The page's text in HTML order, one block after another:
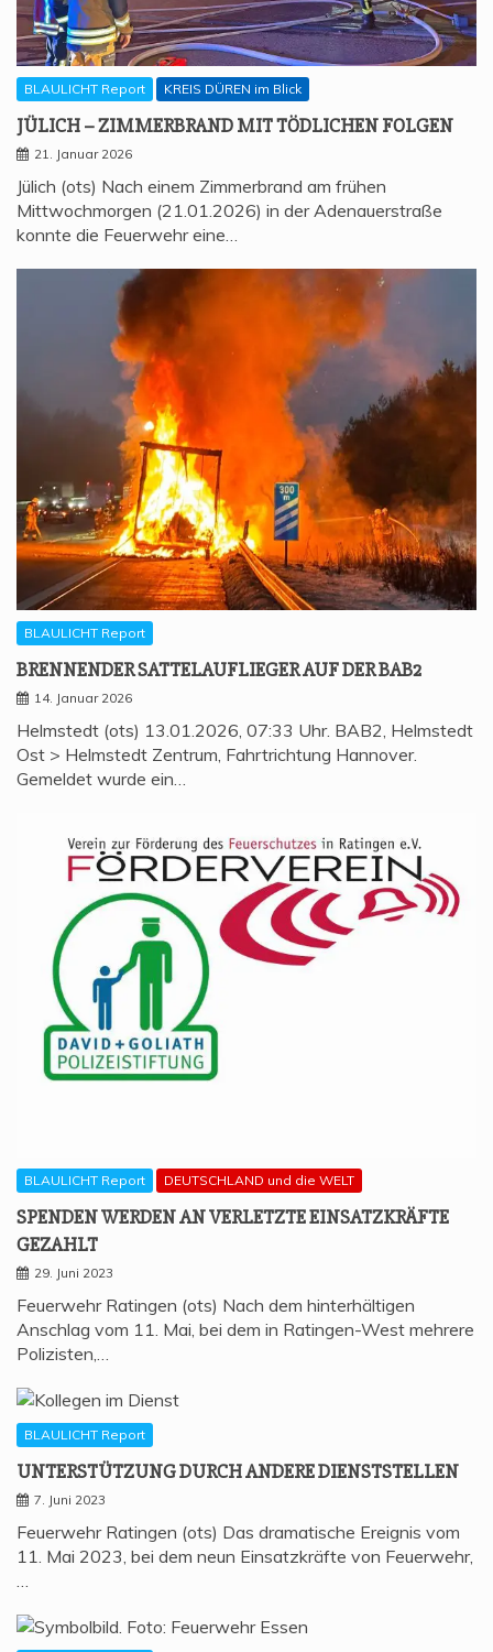
BLAULICHT Report KREIS DÜREN im Blick
JÜLICH – ZIM­MER­BRAND MIT TÖD­LI­CHEN FOLGEN
21. Januar 2026
Jülich (ots) Nach einem Zimmerbrand am frühen
Mittwochmorgen (21.01.2026) in der Adenauerstraße
konnte die Feuerwehr eine…
BLAULICHT Report
BREN­NEN­DER SAT­TEL­AUF­LIE­GER AUF DER BAB2
14. Januar 2026
Helmstedt (ots) 13.01.2026, 07:33 Uhr. BAB2, Helmstedt
Ost > Helmstedt Zentrum, Fahrtrichtung Hannover.
Gemeldet wurde ein…
BLAULICHT Report DEUTSCHLAND und die WELT
SPEN­DEN WER­DEN AN VER­LETZ­TE EIN­SATZ­KRÄF­TE
GEZAHLT
29. Juni 2023
Feuerwehr Ratingen (ots) Nach dem hinterhältigen
Anschlag vom 11. Mai, bei dem in Ratingen-West mehrere
Polizisten,…
BLAULICHT Report
UNTER­STÜT­ZUNG DURCH ANDE­RE DIENSTSTELLEN
7. Juni 2023
Feuerwehr Ratingen (ots) Das dramatische Ereignis vom
11. Mai 2023, bei dem neun Einsatzkräfte von Feuerwehr,
…